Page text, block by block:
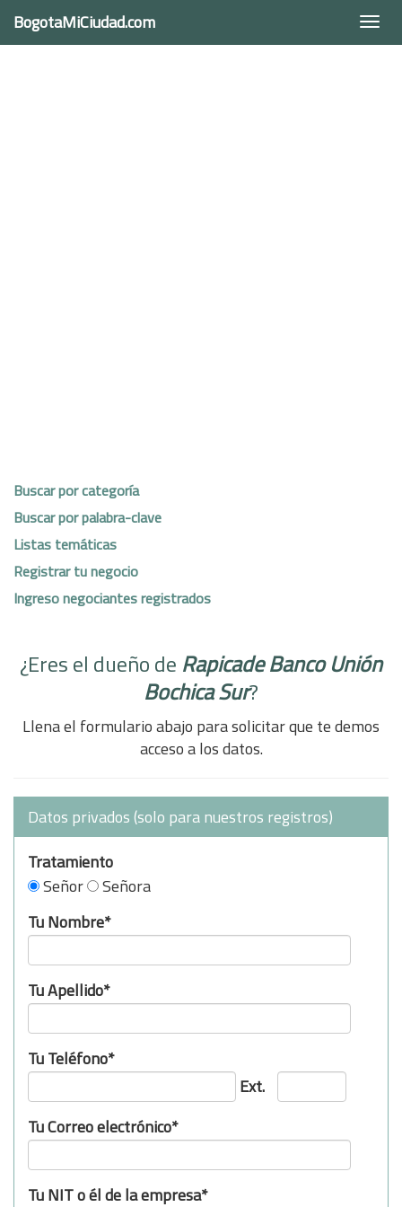
BogotaMiCiudad.com
Buscar por categoría
Buscar por palabra-clave
Listas temáticas
Registrar tu negocio
Ingreso negociantes registrados
¿Eres el dueño de Rapicade Banco Unión
Bochica Sur?
Llena el formulario abajo para solicitar que te demos
acceso a los datos.
Datos privados (solo para nuestros registros)
Tratamiento
Señor
Señora
Tu Nombre*
Tu Apellido*
Tu Teléfono*
Ext.
Tu Correo electrónico*
Tu NIT o él de la empresa*